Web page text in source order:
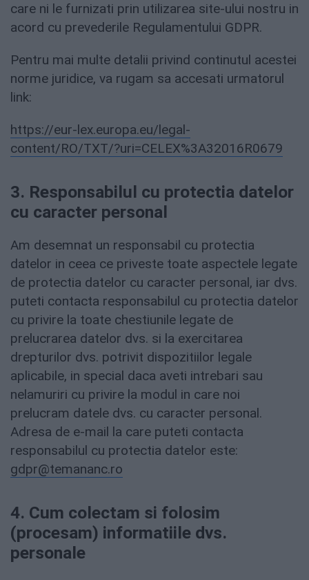
care ni le furnizati prin utilizarea site-ului nostru in
acord cu prevederile Regulamentului GDPR.
Pentru mai multe detalii privind continutul acestei
norme juridice, va rugam sa accesati urmatorul
link:
https://eur-lex.europa.eu/legal-
content/RO/TXT/?uri=CELEX%3A32016R0679
3. Responsabilul cu protectia datelor
cu caracter personal
Am desemnat un responsabil cu protectia
datelor in ceea ce priveste toate aspectele legate
de protectia datelor cu caracter personal, iar dvs.
puteti contacta responsabilul cu protectia datelor
cu privire la toate chestiunile legate de
prelucrarea datelor dvs. si la exercitarea
drepturilor dvs. potrivit dispozitiilor legale
aplicabile, in special daca aveti intrebari sau
nelamuriri cu privire la modul in care noi
prelucram datele dvs. cu caracter personal.
Adresa de e-mail la care puteti contacta
responsabilul cu protectia datelor este:
gdpr@temananc.ro
4. Cum colectam si folosim
(procesam) informatiile dvs.
personale